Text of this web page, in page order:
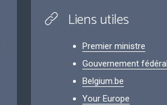
Liens utiles
Premier ministre
Gouvernement fédéral
Belgium.be
Your Europe